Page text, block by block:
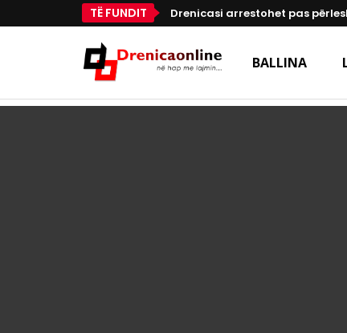
TË FUNDIT Drenicasi arrestohet pas
BALLINA